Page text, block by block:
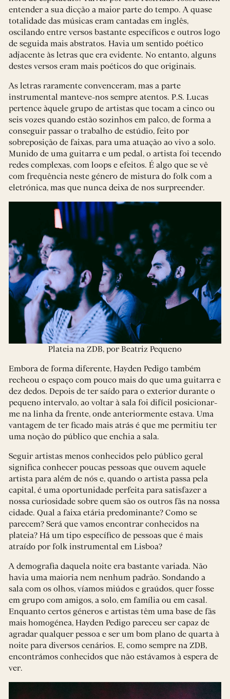
entender a sua dicção a maior parte do tempo. A quase
totalidade das músicas eram cantadas em inglês,
oscilando entre versos bastante específicos e outros logo
de seguida mais abstratos. Havia um sentido poético
adjacente às letras que era evidente. No entanto, alguns
destes versos eram mais poéticos do que originais.
As letras raramente convenceram, mas a parte
instrumental manteve-nos sempre atentos. P.S. Lucas
pertence àquele grupo de artistas que tocam a cinco ou
seis vozes quando estão sozinhos em palco, de forma a
conseguir passar o trabalho de estúdio, feito por
sobreposição de faixas, para uma atuação ao vivo a solo.
Munido de uma guitarra e um pedal, o artista foi tecendo
redes complexas, com loops e efeitos. É algo que se vê
com frequência neste género de mistura do folk com a
eletrónica, mas que nunca deixa de nos surpreender.
Plateia na ZDB, por Beatriz Pequeno
Embora de forma diferente, Hayden Pedigo também
recheou o espaço com pouco mais do que uma guitarra e
dez dedos. Depois de ter saído para o exterior durante o
pequeno intervalo, ao voltar à sala foi difícil posicionar-
me na linha da frente, onde anteriormente estava. Uma
vantagem de ter ficado mais atrás é que me permitiu ter
uma noção do público que enchia a sala.
Seguir artistas menos conhecidos pelo público geral
significa conhecer poucas pessoas que ouvem aquele
artista para além de nós e, quando o artista passa pela
capital, é uma oportunidade perfeita para satisfazer a
nossa curiosidade sobre quem são os outros fãs na nossa
cidade. Qual a faixa etária predominante? Como se
parecem? Será que vamos encontrar conhecidos na
plateia? Há um tipo específico de pessoas que é mais
atraído por folk instrumental em Lisboa?
A demografia daquela noite era bastante variada. Não
havia uma maioria nem nenhum padrão. Sondando a
sala com os olhos, víamos miúdos e graúdos, quer fosse
em grupo com amigos, a solo, em família ou em casal.
Enquanto certos géneros e artistas têm uma base de fãs
mais homogénea, Hayden Pedigo pareceu ser capaz de
agradar qualquer pessoa e ser um bom plano de quarta à
noite para diversos cenários. E, como sempre na ZDB,
encontrámos conhecidos que não estávamos à espera de
ver.